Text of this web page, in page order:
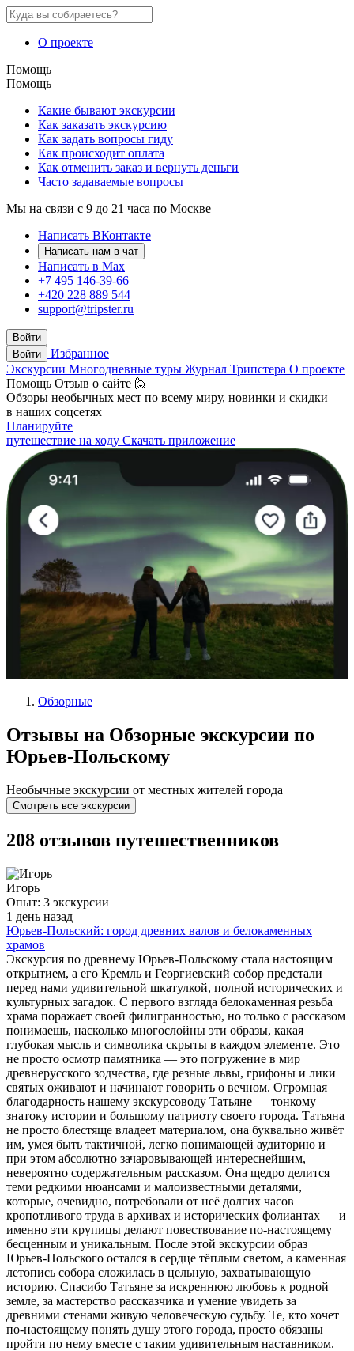
О проекте
Помощь
Помощь
Какие бывают экскурсии
Как заказать экскурсию
Как задать вопросы гиду
Как происходит оплата
Как отменить заказ и вернуть деньги
Часто задаваемые вопросы
Мы на связи с 9 до 21 часа по Москве
Написать ВКонтакте
Написать нам в чат
Написать в Max
+7 495 146-39-66
+420 228 889 544
support@tripster.ru
Войти
Войти
Избранное
Экскурсии Многодневные туры Журнал Трипстера О проекте
Помощь Отзыв о сайте 🙋
Обзоры необычных мест по всему миру, новинки и скидки
в наших соцсетях
Планируйте
путешествие на ходу Скачать приложение
Обзорные
Отзывы на Обзорные экскурсии по
Юрьев-Польскому
Необычные экскурсии от местных жителей города
Смотреть все экскурсии
208 отзывов путешественников
Игорь
Опыт: 3 экскурсии
1 день назад
Юрьев-Польский: город древних валов и белокаменных
храмов
Экскурсия по древнему Юрьев-Польскому стала настоящим
открытием, а его Кремль и Георгиевский собор предстали
перед нами удивительной шкатулкой, полной исторических и
культурных загадок. С первого взгляда белокаменная резьба
храма поражает своей филигранностью, но только с рассказом
понимаешь, насколько многослойны эти образы, какая
глубокая мысль и символика скрыты в каждом элементе. Это
не просто осмотр памятника — это погружение в мир
древнерусского зодчества, где резные львы, грифоны и лики
святых оживают и начинают говорить о вечном. Огромная
благодарность нашему экскурсоводу Татьяне — тонкому
знатоку истории и большому патриоту своего города. Татьяна
не просто блестяще владеет материалом, она буквально живёт
им, умея быть тактичной, легко понимающей аудиторию и
при этом абсолютно зачаровывающей интереснейшим,
невероятно содержательным рассказом. Она щедро делится
теми редкими нюансами и малоизвестными деталями,
которые, очевидно, потребовали от неё долгих часов
кропотливого труда в архивах и исторических фолиантах — и
именно эти крупицы делают повествование по-настоящему
бесценным и уникальным. После этой экскурсии образ
Юрьев-Польского остался в сердце тёплым светом, а каменная
летопись собора сложилась в цельную, захватывающую
историю. Спасибо Татьяне за искреннюю любовь к родной
земле, за мастерство рассказчика и умение увидеть за
древними стенами живую человеческую судьбу. Те, кто хочет
по-настоящему понять душу этого города, просто обязаны
пройти по нему вместе с таким удивительным наставником.